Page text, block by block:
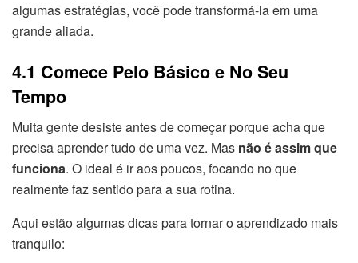
algumas estratégias, você pode transformá-la em uma
grande aliada.
4.1 Comece Pelo Básico e No Seu
Tempo
Muita gente desiste antes de começar porque acha que
precisa aprender tudo de uma vez. Mas não é assim que
funciona. O ideal é ir aos poucos, focando no que
realmente faz sentido para a sua rotina.
Aqui estão algumas dicas para tornar o aprendizado mais
tranquilo: